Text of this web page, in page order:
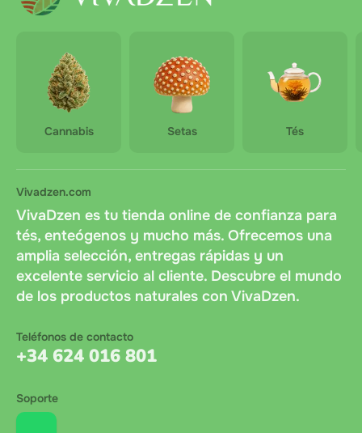
Cannabis Setas Tés
Vivadzen.com
VivaDzen es tu tienda online de confianza para
tés, enteógenos y mucho más. Ofrecemos una
amplia selección, entregas rápidas y un
excelente servicio al cliente. Descubre el mundo
de los productos naturales con VivaDzen.
Teléfonos de contacto
+34 624 016 801
Soporte